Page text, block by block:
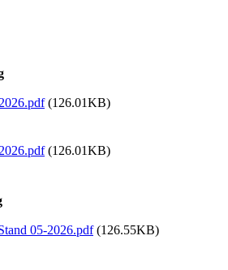
(126.01KB)
(126.01KB)
05-2026.pdf(126.55KB)